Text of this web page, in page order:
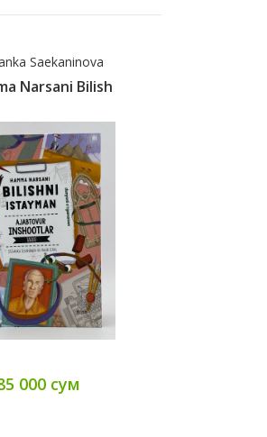
Saekaninova
Narsani Bilish
000 сум